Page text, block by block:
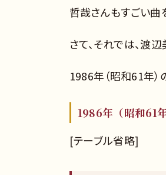
哲哉さんもすごい曲
さて、それでは、渡
1986年（昭和61年
1986年（昭和61
[テーブル省略]